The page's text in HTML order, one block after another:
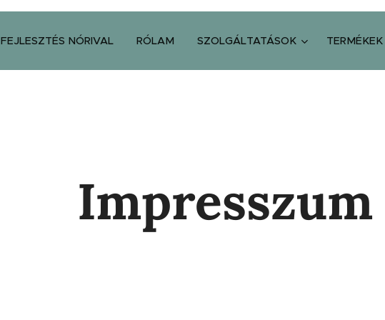
FEJLESZTÉS NÓRIVAL RÓLAM SZOLGÁLTATÁSOK TERMÉKEK
Impresszum